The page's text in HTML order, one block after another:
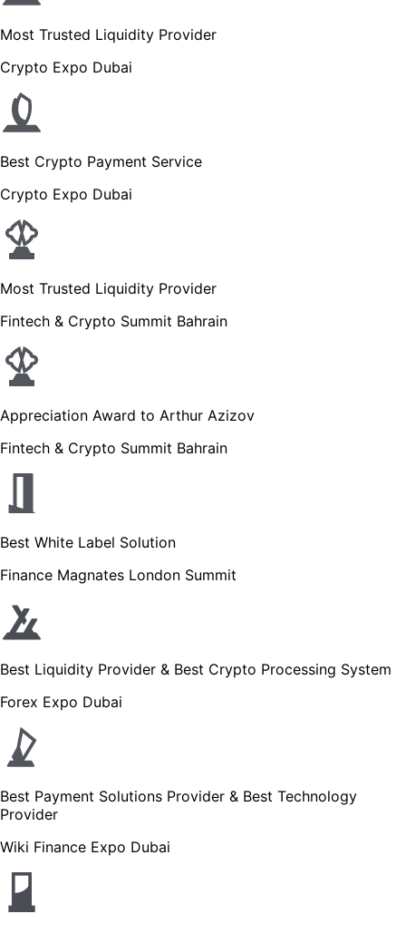
Most Trusted Liquidity Provider
Crypto Expo Dubai
Best Crypto Payment Service
Crypto Expo Dubai
Most Trusted Liquidity Provider
Fintech & Crypto Summit Bahrain
Appreciation Award to Arthur Azizov
Fintech & Crypto Summit Bahrain
Best White Label Solution
Finance Magnates London Summit
Best Liquidity Provider & Best Crypto Processing System
Forex Expo Dubai
Best Payment Solutions Provider & Best Technology
Provider
Wiki Finance Expo Dubai